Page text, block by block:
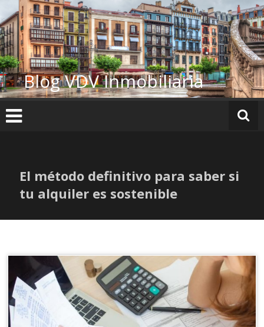
al
contenido
Blog VDV Inmobiliaria
El método definitivo para saber si
tu alquiler es sostenible